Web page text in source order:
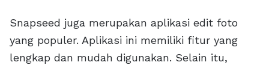
Snapseed juga merupakan aplikasi edit foto
yang populer. Aplikasi ini memiliki fitur yang
lengkap dan mudah digunakan. Selain itu,